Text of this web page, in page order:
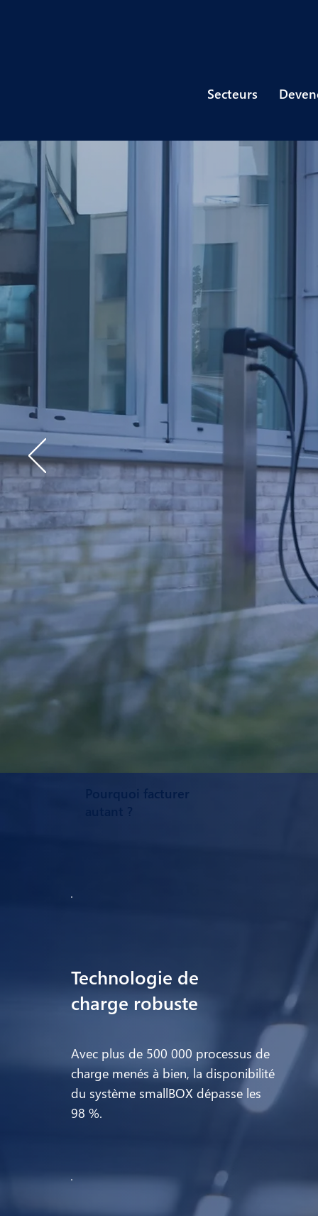
Secteurs
Pourquoi facturer
Technologie de
charge robuste
Avec plus de 500 000 processus de
charge menés à bien, la disponibilité
du système smallBOX dépasse les
98 %.